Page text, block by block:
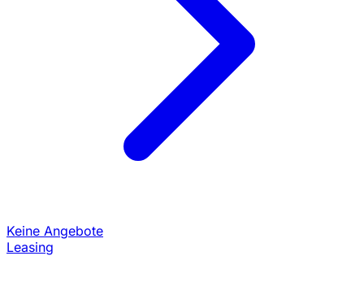
Keine Angebote
Leasing